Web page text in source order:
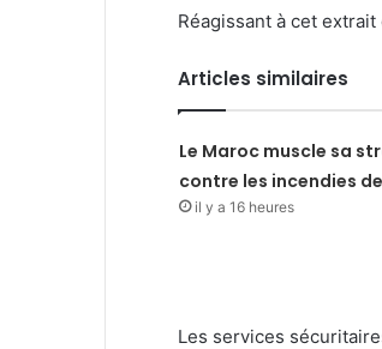
Réagissant à cet
Articles similaires
Le Maroc muscle sa
contre les incendies
il y a 16 heures
Les services